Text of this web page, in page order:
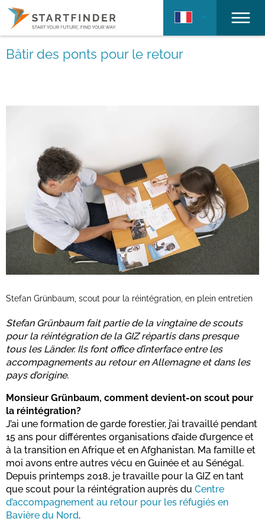
Bâtir des ponts pour le retour
Stefan Grünbaum, scout pour la réintégration, en plein entretien
Stefan Grünbaum fait partie de la vingtaine de scouts
pour la réintégration de la GIZ répartis dans presque
tous les Länder. Ils font office d’interface entre les
accompagnements au retour en Allemagne et dans les
pays d’origine.
Monsieur Grünbaum, comment devient-on scout pour
la réintégration?
J’ai une formation de garde forestier, j’ai travaillé pendant
15 ans pour différentes organisations d’aide d’urgence et
à la transition en Afrique et en Afghanistan. Ma famille et
moi avons entre autres vécu en Guinée et au Sénégal.
Depuis printemps 2018, je travaille pour la GIZ en tant
que scout pour la réintégration auprès du Centre
d’accompagnement au retour pour les réfugiés en
Bavière du Nord.